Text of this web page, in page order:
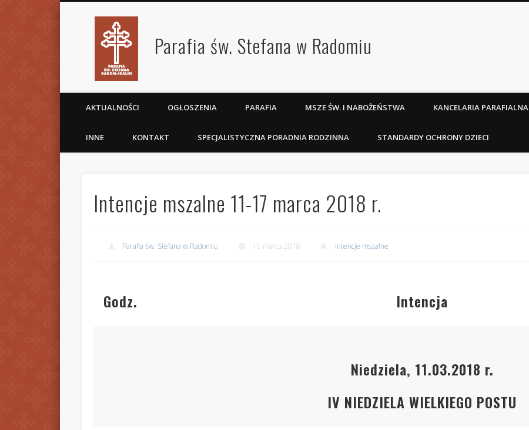
Parafia św. Stefana w Radomiu
AKTUALNOŚCI OGŁOSZENIA PARAFIA MSZE ŚW. I NABOŻEŃSTWA KANCELARIA PARAFIALNA
INNE KONTAKT SPECJALISTYCZNA PORADNIA RODZINNA STANDARDY OCHRONY DZIECI
Intencje mszalne 11-17 marca 2018 r.
Parafia św. Stefana w Radomiu 10 marca 2018 Intencje mszalne
Godz. Intencja
Niedziela, 11.03.2018 r.
IV NIEDZIELA WIELKIEGO POSTU